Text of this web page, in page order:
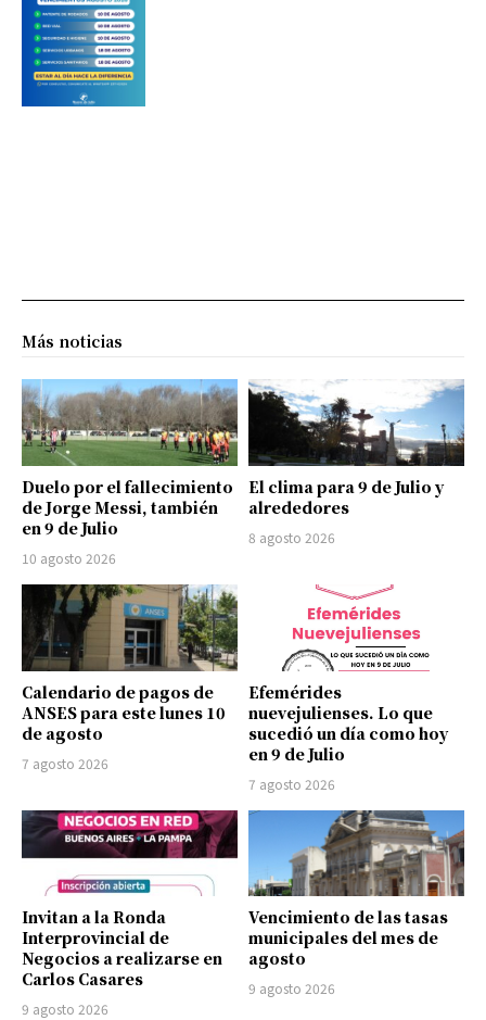
Más noticias
Duelo por el fallecimiento
de Jorge Messi, también
en 9 de Julio
10 agosto 2026
El clima para 9 de Julio y
alrededores
8 agosto 2026
Calendario de pagos de
ANSES para este lunes 10
de agosto
7 agosto 2026
Efemérides
nuevejulienses. Lo que
sucedió un día como hoy
en 9 de Julio
7 agosto 2026
Invitan a la Ronda
Interprovincial de
Negocios a realizarse en
Carlos Casares
9 agosto 2026
Vencimiento de las tasas
municipales del mes de
agosto
9 agosto 2026